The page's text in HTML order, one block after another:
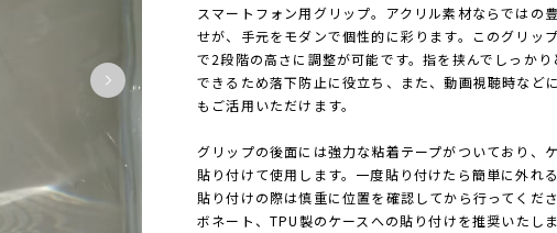
スマートフォン用グリップ。アクリル素材ならではの
せが、手元をモダンで個性的に彩ります。このグリッ
で2段階の高さに調整が可能です。指を挟んでしっか
できるため落下防止に役立ち、また、動画視聴時など
もご活用いただけます。
グリップの後面には強力な粘着テープがついており、
貼り付けて使用します。一度貼り付けたら簡単に外れ
貼り付けの際は慎重に位置を確認してから行ってくだ
ボネート、TPU製のケースへの貼り付けを推奨いたし